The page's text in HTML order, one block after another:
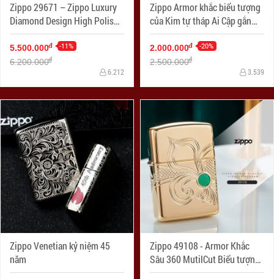
Zippo 29671 – Zippo Luxury
Diamond Design High Polish
Gold Plate
5.500.000đ -11%
6.200.000đ
6.212
Zippo Armor khắc biểu tượng
của Kim tự tháp Ai Cập gắn
Viên pha lê Swarovski
2.000.000đ -20%
2.500.000đ
3.539
Zippo Venetian kỷ niệm 45
năm
Zippo 49108 - Armor Khắc
Sâu 360 MutilCut Biểu tượng
Fleu-De-Lis